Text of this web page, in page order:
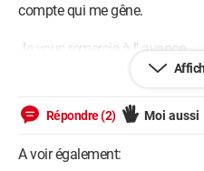
compte qui me gêne.
Je vous remercie à l' avance.
Répondre (2) Moi aussi
A voir également: